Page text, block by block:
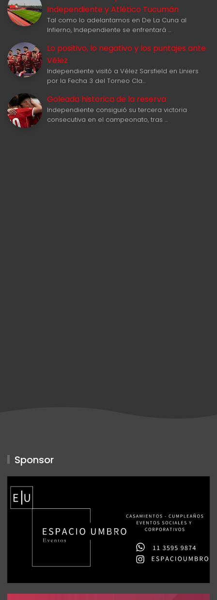
Independiente y Atlético Tucumán
Tal como lo adelantamos en De La Cuna al
Infierno, Independiente se enfrentará …
Lo positivo, lo negativo y los puntajes ante
Vélez
Independiente visitó a Vélez Sarsfield en Liniers
por la Fecha 3 del Torneo Cla…
Goleada historica de la reserva
Independiente consiguió su tercera victoria
consecutiva en el campeonato, tras …
Sponsor